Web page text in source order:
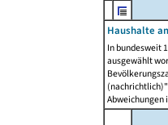
Haushalte
In bundesweit
ausgewählt
Abweichungen